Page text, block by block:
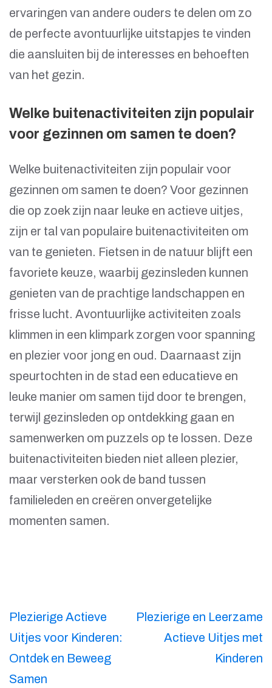
ervaringen van andere ouders te delen om zo
de perfecte avontuurlijke uitstapjes te vinden
die aansluiten bij de interesses en behoeften
van het gezin.
Welke buitenactiviteiten zijn populair
voor gezinnen om samen te doen?
Welke buitenactiviteiten zijn populair voor
gezinnen om samen te doen? Voor gezinnen
die op zoek zijn naar leuke en actieve uitjes,
zijn er tal van populaire buitenactiviteiten om
van te genieten. Fietsen in de natuur blijft een
favoriete keuze, waarbij gezinsleden kunnen
genieten van de prachtige landschappen en
frisse lucht. Avontuurlijke activiteiten zoals
klimmen in een klimpark zorgen voor spanning
en plezier voor jong en oud. Daarnaast zijn
speurtochten in de stad een educatieve en
leuke manier om samen tijd door te brengen,
terwijl gezinsleden op ontdekking gaan en
samenwerken om puzzels op te lossen. Deze
buitenactiviteiten bieden niet alleen plezier,
maar versterken ook de band tussen
familieleden en creëren onvergetelijke
momenten samen.
Berichtnavigatie
Plezierige Actieve
Uitjes voor Kinderen:
Ontdek en Beweeg
Samen
Plezierige en Leerzame
Actieve Uitjes met
Kinderen